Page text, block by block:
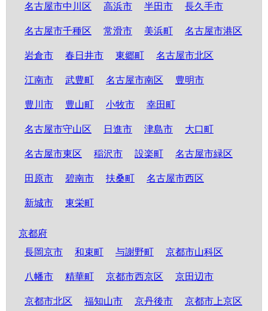
名古屋市中川区 高浜市 半田市 長久手市
名古屋市千種区 常滑市 美浜町 名古屋市港区
岩倉市 春日井市 東郷町 名古屋市北区
江南市 武豊町 名古屋市南区 豊明市
豊川市 豊山町 小牧市 幸田町
名古屋市守山区 日進市 津島市 大口町
名古屋市東区 稲沢市 設楽町 名古屋市緑区
田原市 碧南市 扶桑町 名古屋市西区
新城市 東栄町
京都府
長岡京市
和束町 与謝野町 京都市山科区
八幡市 精華町 京都市西京区 京田辺市
京都市北区 福知山市 京丹後市 京都市上京区